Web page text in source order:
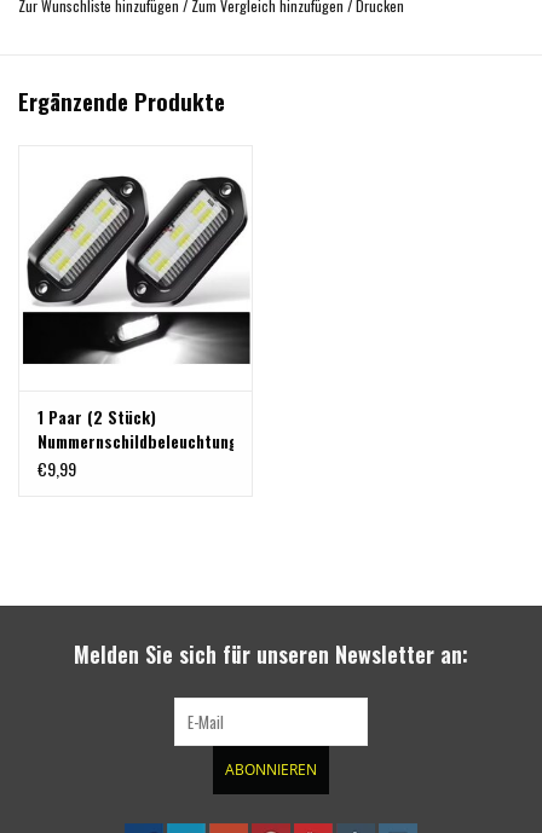
Wie auf dem Bild zu erkennen ist, ist das Nummernschild nach dem Einbau
an.
Zur Wunschliste hinzufügen / Zum Vergleich hinzufügen /Drucken
Ergänzende Produkte
1 Paar (2 Stück)
Nummernschildbeleuchtung
(6 LED , weiß, 12-24V)
€9,99
Melden Sie sich für unseren Newsletter an:
ABONNIEREN